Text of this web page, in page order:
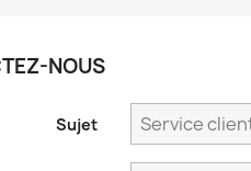
NOUS
Sujet